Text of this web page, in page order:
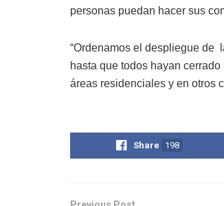
personas puedan hacer sus
“Ordenamos el despliegue de
hasta que todos hayan
áreas residenciales y en otros
Share 198